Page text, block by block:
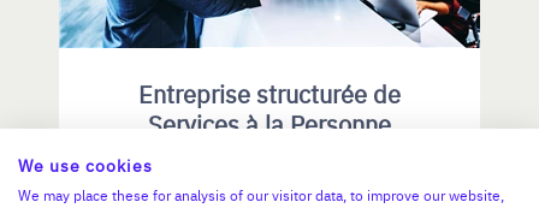
Entreprise structurée de
Services à la Personne
CA :1 453 000 €
We use cookies
We may place these for analysis of our visitor data, to improve our website,